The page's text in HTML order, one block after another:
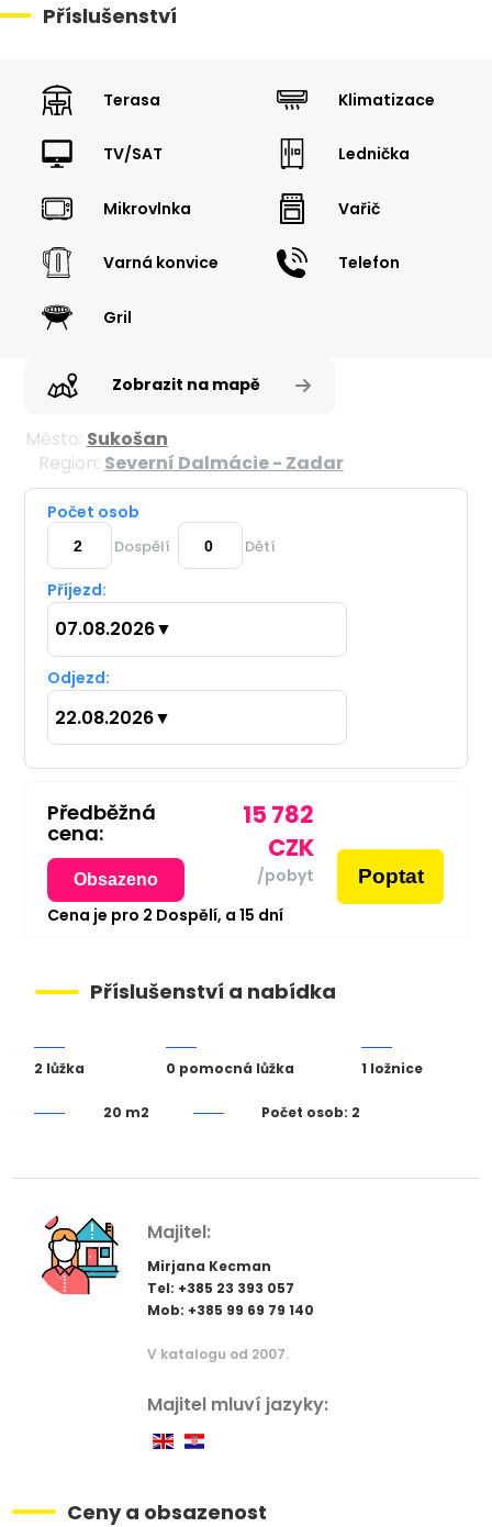
Příslušenství
Terasa Klimatizace
TV/SAT Lednička
Mikrovlnka Vařič
Varná konvice Telefon
Gril
Zobrazit na mapě
Město: Sukošan
Region: Severní Dalmácie - Zadar
Počet osob
Dospělí Dětí
Příjezd:
07.08.2026▼
Odjezd:
22.08.2026▼
Předběžná
cena:
Obsazeno
15 782
CZK
/pobyt Poptat
Cena je pro 2 Dospělí, a 15 dní
Příslušenství a nabídka
2 lůžka 0 pomocná lůžka 1 ložnice
20 m2 Počet osob: 2
Majitel:
Mirjana Kecman
Tel: +385 23 393 057
Mob: +385 99 69 79 140
V katalogu od 2007.
Majitel mluví jazyky:
Ceny a obsazenost